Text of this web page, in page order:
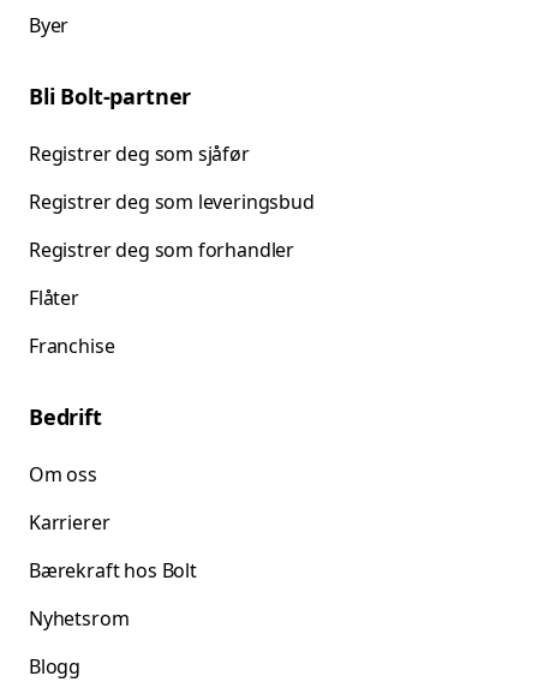
Byer
Bli Bolt-partner
Registrer deg som sjåfør
Registrer deg som leveringsbud
Registrer deg som forhandler
Flåter
Franchise
Bedrift
Om oss
Karrierer
Bærekraft hos Bolt
Nyhetsrom
Blogg